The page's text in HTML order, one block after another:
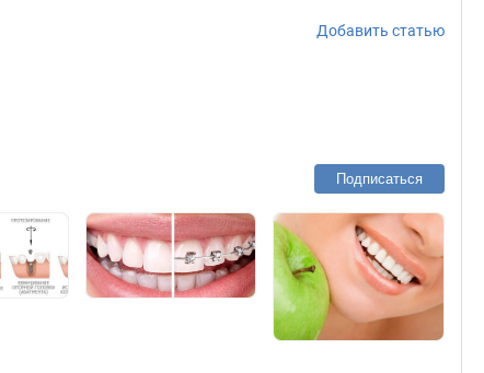
Добавить статью
Подписаться